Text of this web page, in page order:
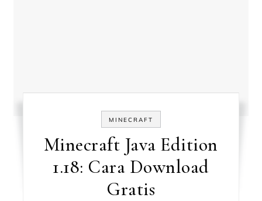
MINECRAFT
Minecraft Java Edition
1.18: Cara Download
Gratis